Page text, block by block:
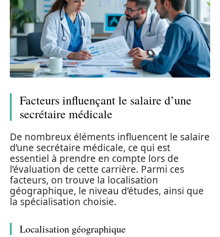
Facteurs influençant le salaire d’une
secrétaire médicale
De nombreux éléments influencent le salaire
d’une secrétaire médicale, ce qui est
essentiel à prendre en compte lors de
l’évaluation de cette carrière. Parmi ces
facteurs, on trouve la localisation
géographique, le niveau d’études, ainsi que
la spécialisation choisie.
Localisation géographique